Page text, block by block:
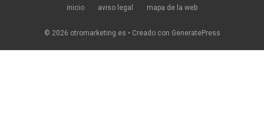
inicio aviso legal mapa de la web
© 2026 otromarketing.es • Creado con GeneratePress